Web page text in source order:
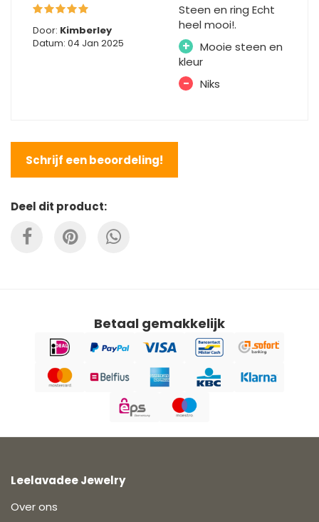
Door: Kimberley
Datum: 04 Jan 2025
Steen en ring Echt
heel mooi!.
+
Mooie steen en
kleur
- Niks
Schrijf een beoordeling!
Deel dit product:
Betaal gemakkelijk
Leelavadee Jewelry
Over ons